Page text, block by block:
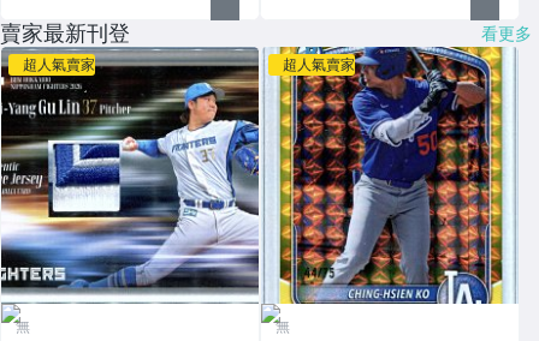
賣家最新刊登 看更多
超人氣賣家
無
超人氣賣家
無